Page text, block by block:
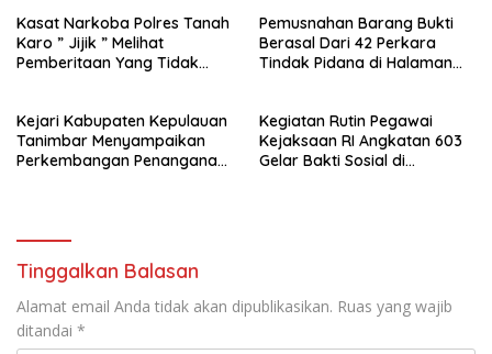
Kasat Narkoba Polres Tanah
Karo ” Jijik ” Melihat
Pemberitaan Yang Tidak
Pemusnahan Barang Bukti
Berasal Dari 42 Perkara
Tindak Pidana di Halaman
Kejari Kabupaten Kepulauan
Tanimbar Menyampaikan
Perkembangan Penanganan
Kegiatan Rutin Pegawai
Kejaksaan RI Angkatan 603
Gelar Bakti Sosial di
Tinggalkan Balasan
Alamat email Anda tidak akan dipublikasikan. Ruas yang wajib
ditandai *